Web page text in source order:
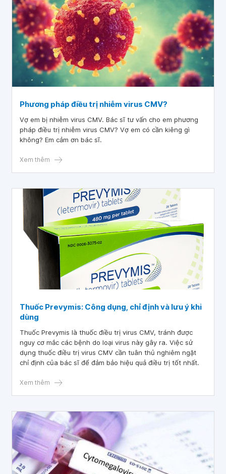
Phương pháp điều trị nhiễm virus CMV?
Vợ em bị nhiễm virus CMV. Bác sĩ tư vấn cho em phương
pháp điều trị nhiễm virus CMV? Vợ em có cần kiêng gì
không? Em cảm ơn bác sĩ.
Xem thêm
Thuốc Prevymis: Công dụng, chỉ định và lưu ý khi
dùng
Thuốc Prevymis là thuốc điều trị virus CMV, tránh được
nguy cơ mắc các bệnh do loại virus này gây ra. Việc sử
dụng thuốc điều trị virus CMV cần tuân thủ nghiêm ngặt
chỉ định của bác sĩ để đảm bảo hiệu quả điều trị tốt nhất.
Xem thêm